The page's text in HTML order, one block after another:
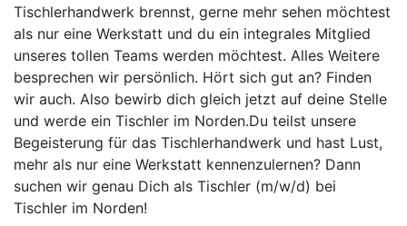
Tischlerhandwerk brennst, gerne mehr sehen möchtest
als nur eine Werkstatt und du ein integrales Mitglied
unseres tollen Teams werden möchtest. Alles Weitere
besprechen wir persönlich. Hört sich gut an? Finden
wir auch. Also bewirb dich gleich jetzt auf deine Stelle
und werde ein Tischler im Norden.Du teilst unsere
Begeisterung für das Tischlerhandwerk und hast Lust,
mehr als nur eine Werkstatt kennenzulernen? Dann
suchen wir genau Dich als Tischler (m/w/d) bei
Tischler im Norden!